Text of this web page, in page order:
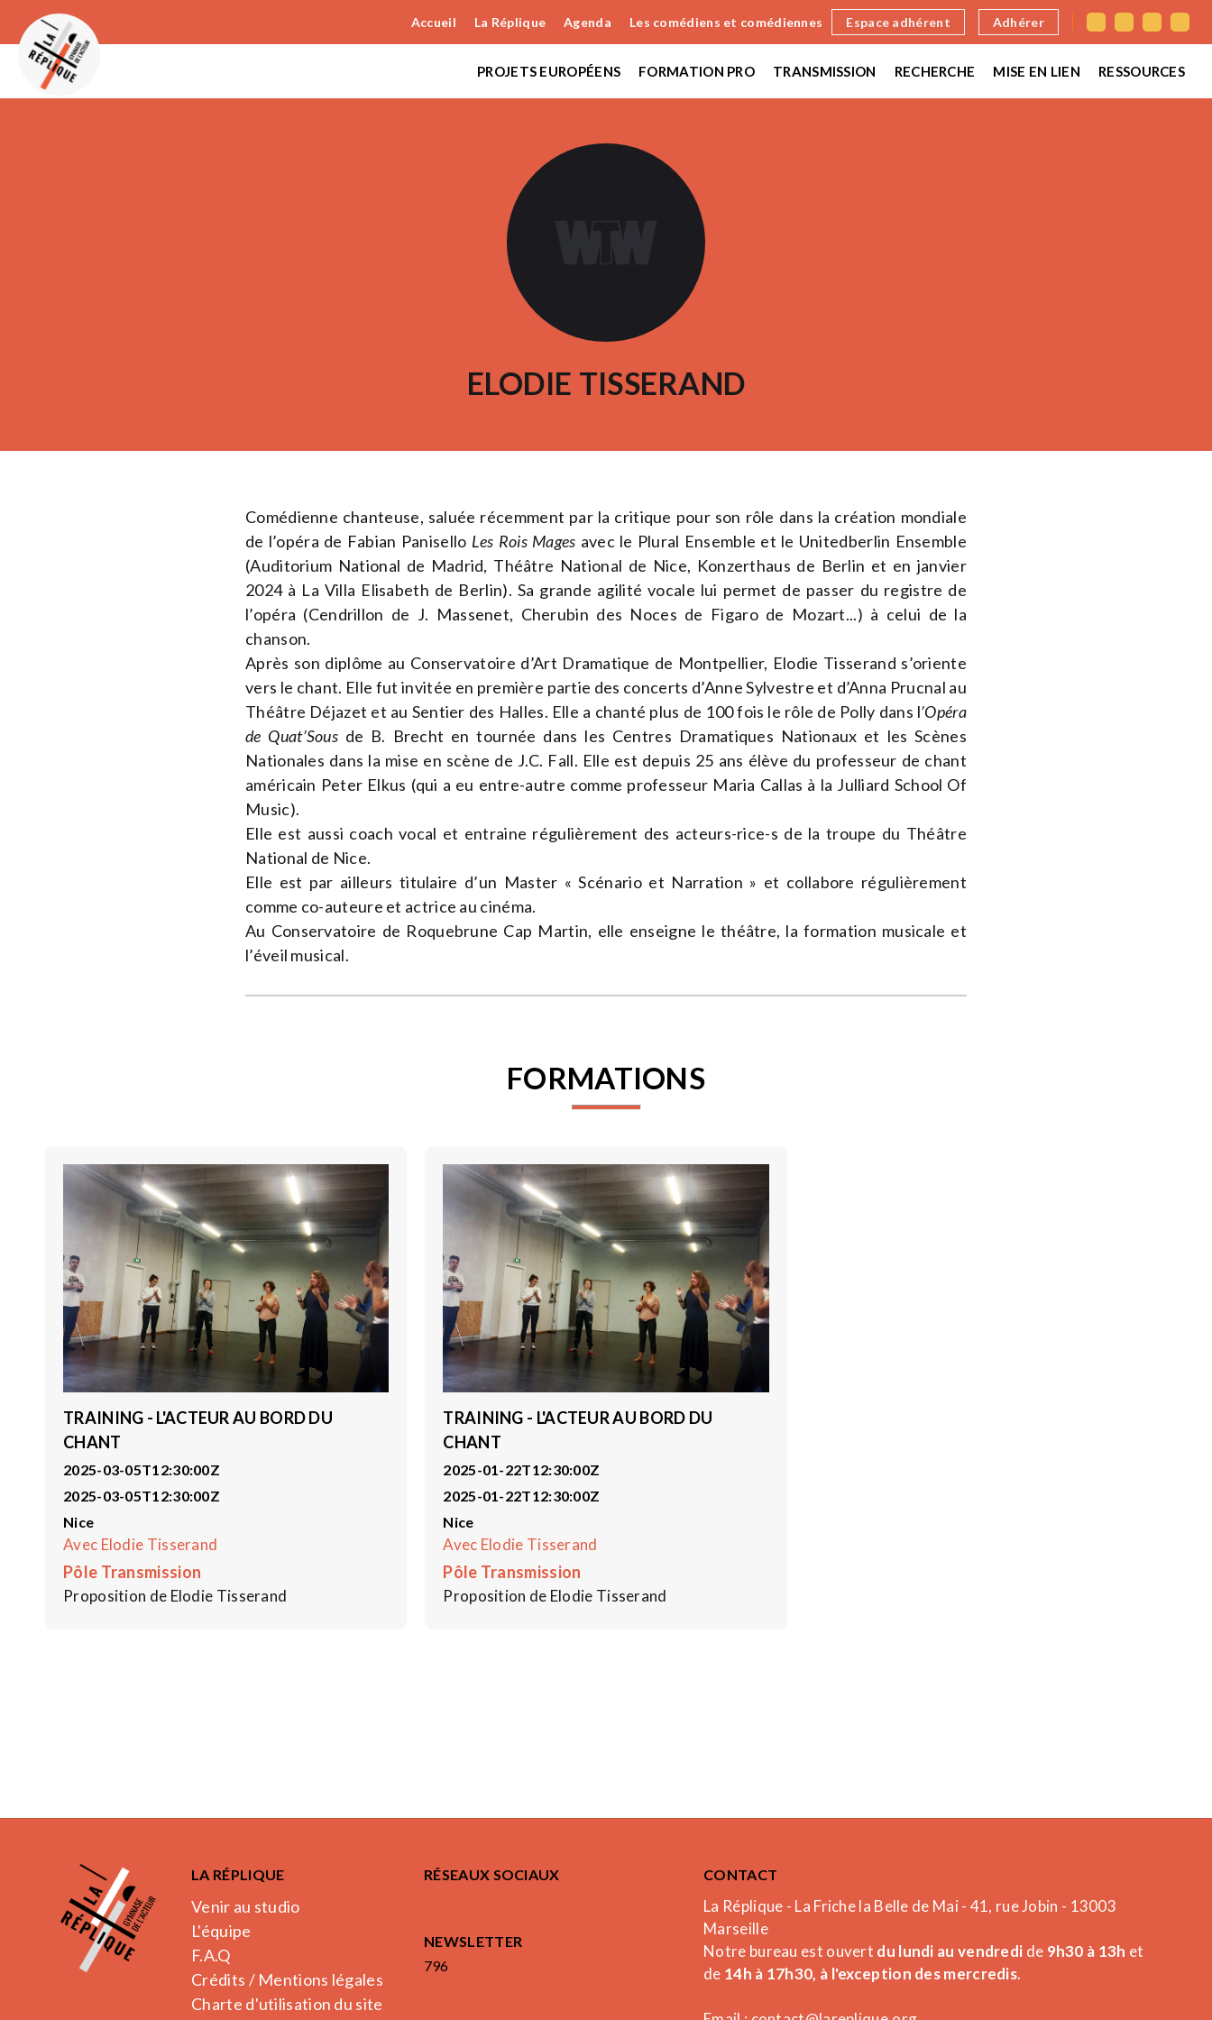
Accueil La Réplique Agenda Les comédiens et comédiennes Espace adhérent Adhérer
PROJETS EUROPÉENS FORMATION PRO TRANSMISSION RECHERCHE MISE EN LIEN RESSOURCES
ELODIE TISSERAND
Comédienne chanteuse, saluée récemment par la critique pour son rôle dans la création mondiale
de l’opéra de Fabian Panisello Les Rois Mages avec le Plural Ensemble et le Unitedberlin Ensemble
(Auditorium National de Madrid, Théâtre National de Nice, Konzerthaus de Berlin et en janvier
2024 à La Villa Elisabeth de Berlin). Sa grande agilité vocale lui permet de passer du registre de
l’opéra (Cendrillon de J. Massenet, Cherubin des Noces de Figaro de Mozart...) à celui de la
chanson.
Après son diplôme au Conservatoire d’Art Dramatique de Montpellier, Elodie Tisserand s’oriente
vers le chant. Elle fut invitée en première partie des concerts d’Anne Sylvestre et d’Anna Prucnal au
Théâtre Déjazet et au Sentier des Halles. Elle a chanté plus de 100 fois le rôle de Polly dans l’Opéra
de Quat’Sous de B. Brecht en tournée dans les Centres Dramatiques Nationaux et les Scènes
Nationales dans la mise en scène de J.C. Fall. Elle est depuis 25 ans élève du professeur de chant
américain Peter Elkus (qui a eu entre-autre comme professeur Maria Callas à la Julliard School Of
Music).
Elle est aussi coach vocal et entraine régulièrement des acteurs-rice-s de la troupe du Théâtre
National de Nice.
Elle est par ailleurs titulaire d’un Master « Scénario et Narration » et collabore régulièrement
comme co-auteure et actrice au cinéma.
Au Conservatoire de Roquebrune Cap Martin, elle enseigne le théâtre, la formation musicale et
l’éveil musical.
FORMATIONS
TRAINING - L'ACTEUR AU BORD DU
CHANT
2025-03-05T12:30:00Z
2025-03-05T12:30:00Z
Nice
Avec Elodie Tisserand
Pôle Transmission
Proposition de Elodie Tisserand
TRAINING - L'ACTEUR AU BORD DU
CHANT
2025-01-22T12:30:00Z
2025-01-22T12:30:00Z
Nice
Avec Elodie Tisserand
Pôle Transmission
Proposition de Elodie Tisserand
LA RÉPLIQUE
Venir au studio
L'équipe
F.A.Q
Crédits / Mentions légales
Charte d'utilisation du site
RÉSEAUX SOCIAUX
NEWSLETTER
796
CONTACT
La Réplique - La Friche la Belle de Mai - 41, rue Jobin - 13003
Marseille
Notre bureau est ouvert du lundi au vendredi de 9h30 à 13h et
de 14h à 17h30, à l'exception des mercredis.